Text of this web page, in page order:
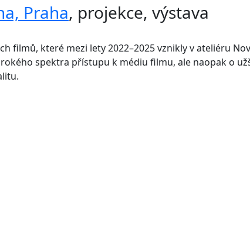
Praha, projekce, výstava
filmů, které mezi lety 2022–2025 vznikly v ateliéru
spektra přístupu k médiu filmu, ale naopak o